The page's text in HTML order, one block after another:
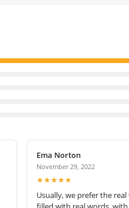
Ema Norton
November 29, 2022
★★★★★
Usually, we prefer the